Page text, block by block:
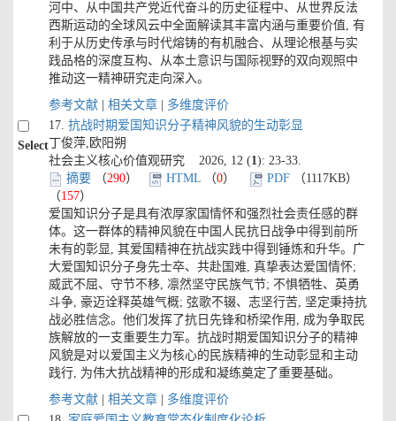
河中、从中国共产党近代奋斗的历史征程中、从世界反法
西斯运动的全球风云中全面解读其丰富内涵与重要价值, 有
利于从历史传承与时代熔铸的有机融合、从理论根基与实
践品格的深度互构、从本土意识与国际视野的双向观照中
推动这一精神研究走向深入。
参考文献| 相关文章| 多维度评价
Select
17. 抗战时期爱国知识分子精神风貌的生动彰显
丁俊萍,欧阳朔
社会主义核心价值观研究 2026, 12 (1): 23-33.
摘要（290） HTML（0） PDF（1117KB）
（157）
爱国知识分子是具有浓厚家国情怀和强烈社会责任感的群
体。这一群体的精神风貌在中国人民抗日战争中得到前所
未有的彰显, 其爱国精神在抗战实践中得到锤炼和升华。广
大爱国知识分子身先士卒、共赴国难, 真挚表达爱国情怀;
威武不屈、守节不移, 凛然坚守民族气节; 不惧牺牲、英勇
斗争, 豪迈诠释英雄气概; 弦歌不辍、志坚行苦, 坚定秉持抗
战必胜信念。他们发挥了抗日先锋和桥梁作用, 成为争取民
族解放的一支重要生力军。抗战时期爱国知识分子的精神
风貌是对以爱国主义为核心的民族精神的生动彰显和主动
践行, 为伟大抗战精神的形成和凝练奠定了重要基础。
参考文献| 相关文章| 多维度评价